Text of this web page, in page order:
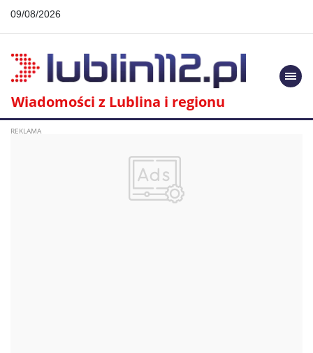
09/08/2026
Wiadomości z Lublina i regionu